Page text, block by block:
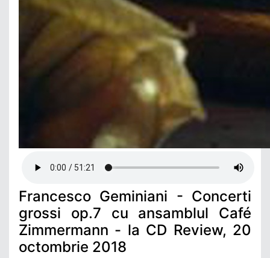
Francesco Geminiani - Concerti
grossi op.7 cu ansamblul Café
Zimmermann - la CD Review, 20
octombrie 2018